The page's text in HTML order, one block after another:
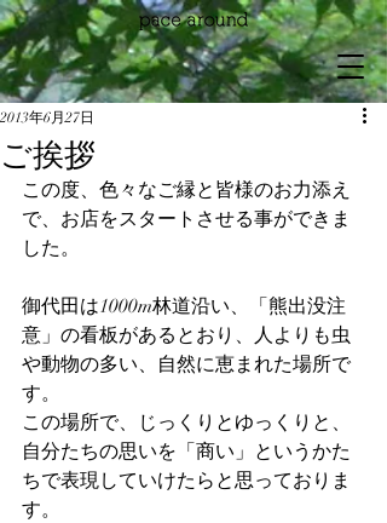
ご挨拶
2013年6月27日
この度、色々なご縁と皆様のお力添え
で、お店をスタートさせる事ができま
した。
御代田は1000m林道沿い、「熊出没注
意」の看板があるとおり、人よりも虫
や動物の多い、自然に恵まれた場所で
す。
この場所で、じっくりとゆっくりと、
自分たちの思いを「商い」というかた
ちで表現していけたらと思っておりま
す。